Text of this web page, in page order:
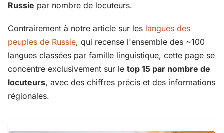
Russie par nombre de locuteurs.
Contrairement à notre article sur les langues des
peuples de Russie, qui recense l'ensemble des ~100
langues classées par famille linguistique, cette page se
concentre exclusivement sur le top 15 par nombre de
locuteurs, avec des chiffres précis et des informations
régionales.